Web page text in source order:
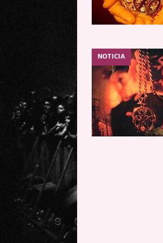
NOTICIA